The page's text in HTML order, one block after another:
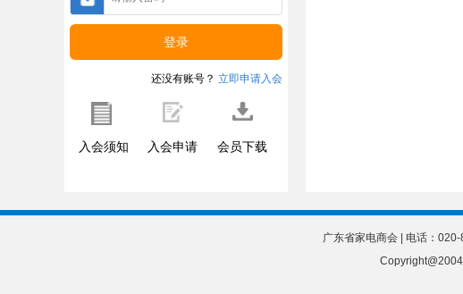
还没有账号？ 立即申请入会
入会须知 入会申请 会员下载
广东省家电商会 | 电话：